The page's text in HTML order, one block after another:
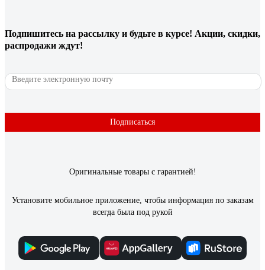
Подпишитесь на рассылку и будьте в курсе! Акции, скидки,
распродажи ждут!
Подписаться
Оригинальные товары с гарантией!
Установите мобильное приложение, чтобы информация по заказам
всегда была под рукой